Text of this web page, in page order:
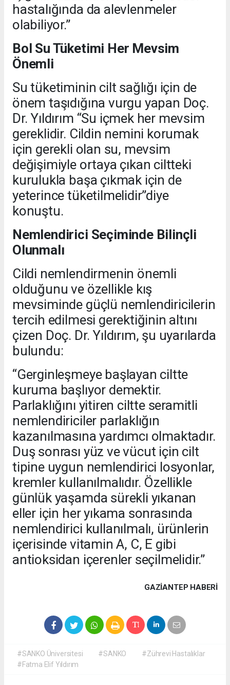
hastalığında da alevlenmeler
olabiliyor.”
Bol Su Tüketimi Her Mevsim
Önemli
Su tüketiminin cilt sağlığı için de
önem taşıdığına vurgu yapan Doç.
Dr. Yıldırım “Su içmek her mevsim
gereklidir. Cildin nemini korumak
için gerekli olan su, mevsim
değişimiyle ortaya çıkan ciltteki
kurulukla başa çıkmak için de
yeterince tüketilmelidir”diye
konuştu.
Nemlendirici Seçiminde Bilinçli
Olunmalı
Cildi nemlendirmenin önemli
olduğunu ve özellikle kış
mevsiminde güçlü nemlendiricilerin
tercih edilmesi gerektiğinin altını
çizen Doç. Dr. Yıldırım, şu uyarılarda
bulundu:
“Gerginleşmeye başlayan ciltte
kuruma başlıyor demektir.
Parlaklığını yitiren ciltte seramitli
nemlendiriciler parlaklığın
kazanılmasına yardımcı olmaktadır.
Duş sonrası yüz ve vücut için cilt
tipine uygun nemlendirici losyonlar,
kremler kullanılmalıdır. Özellikle
günlük yaşamda sürekli yıkanan
eller için her yıkama sonrasında
nemlendirici kullanılmalı, ürünlerin
içerisinde vitamin A, C, E gibi
antioksidan içerenler seçilmelidir.”
GAZIANTEP HABERİ
#SANKO Üniversitesi #SANKO
#Zührevi Hastalıklar
#Fatma Elif Yıldırım